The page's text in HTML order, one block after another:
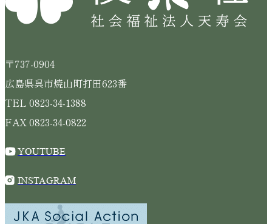
〒737-0904
広島県呉市焼山町打田623番
TEL 0823-34-1388
FAX 0823-34-0822
YOUTUBE
INSTAGRAM